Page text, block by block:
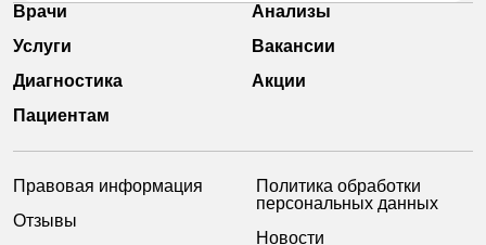
Врачи
Анализы
Услуги
Вакансии
Диагностика
Акции
Пациентам
Правовая информация
Отзывы
Политика обработки
персональных данных
Новости